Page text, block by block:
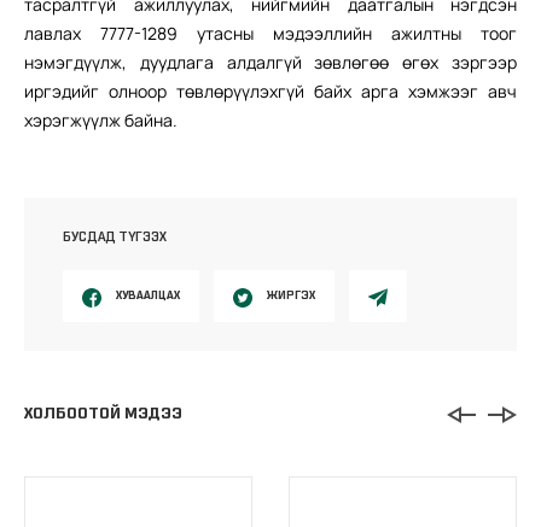
тасралтгүй ажиллуулах, нийгмийн даатгалын нэгдсэн
лавлах 7777-1289 утасны мэдээллийн ажилтны тоог
нэмэгдүүлж, дуудлага алдалгүй зөвлөгөө өгөх зэргээр
иргэдийг олноор төвлөрүүлэхгүй байх арга хэмжээг авч
хэрэгжүүлж байна.
БУСДАД ТҮГЭЭХ
ХУВААЛЦАХ ЖИРГЭХ
ХОЛБООТОЙ МЭДЭЭ